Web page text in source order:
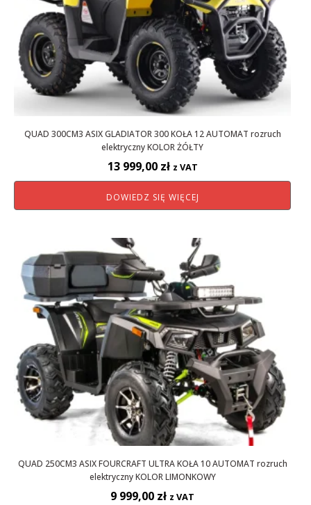
QUAD 300CM3 ASIX GLADIATOR 300 KOŁA 12 AUTOMAT rozruch
elektryczny KOLOR ŻÓŁTY
13 999,00 zł z VAT
DOWIEDZ SIĘ WIĘCEJ
QUAD 250CM3 ASIX FOURCRAFT ULTRA KOŁA 10 AUTOMAT rozruch
elektryczny KOLOR LIMONKOWY
9 999,00 zł z VAT